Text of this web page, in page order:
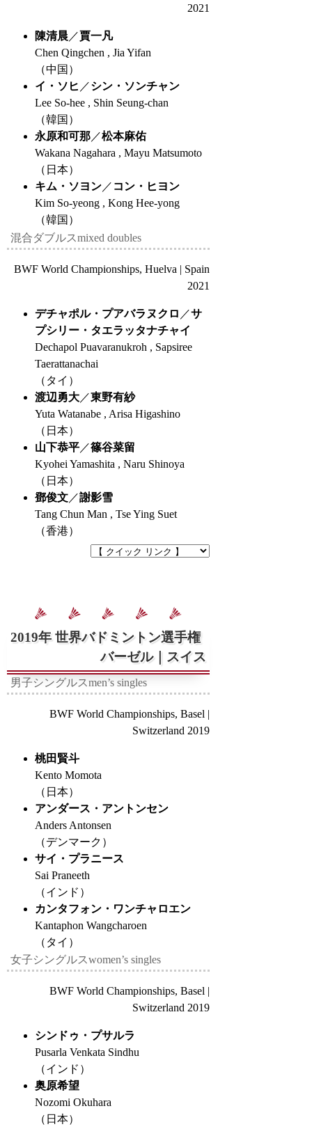
2021
陳清晨／賈一凡
Chen Qingchen , Jia Yifan
（中国）
イ・ソヒ ／シン・ソンチャン
Lee So-hee , Shin Seung-chan
（韓国）
永原和可那／松本麻佑
Wakana Nagahara , Mayu Matsumoto
（日本）
キム・ソヨン／ コン・ヒヨン
Kim So-yeong , Kong Hee-yong
（韓国）
混合ダブルスmixed doubles
BWF World Championships, Huelva | Spain
2021
デチャポル・プアバラヌクロ ／サ
プシリー・タエラッタナチャイ
Dechapol Puavaranukroh , Sapsiree
Taerattanachai
（タイ）
渡辺勇大／東野有紗
Yuta Watanabe , Arisa Higashino
（日本）
山下恭平／篠谷菜留
Kyohei Yamashita , Naru Shinoya
（日本）
鄧俊文／謝影雪
Tang Chun Man , Tse Ying Suet
（香港）
2019年 世界バドミントン選手権
バーゼル｜スイス
男子シングルスmen’s singles
BWF World Championships, Basel |
Switzerland 2019
桃田賢斗
Kento Momota
（日本）
アンダース・アントンセン
Anders Antonsen
（デンマーク）
サイ・プラニース
Sai Praneeth
（インド）
カンタフォン・ワンチャロエン
Kantaphon Wangcharoen
（タイ）
女子シングルスwomen’s singles
BWF World Championships, Basel |
Switzerland 2019
シンドゥ・プサルラ
Pusarla Venkata Sindhu
（インド）
奥原希望
Nozomi Okuhara
（日本）